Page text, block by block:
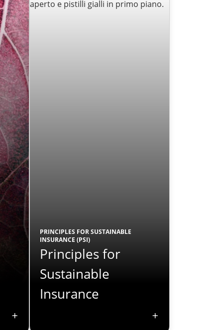
PRINCIPLES FOR SUSTAINABLE
INSURANCE (PSI)
Principles for
Sustainable
Insurance